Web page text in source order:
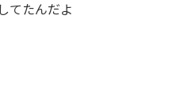
てたんだよ